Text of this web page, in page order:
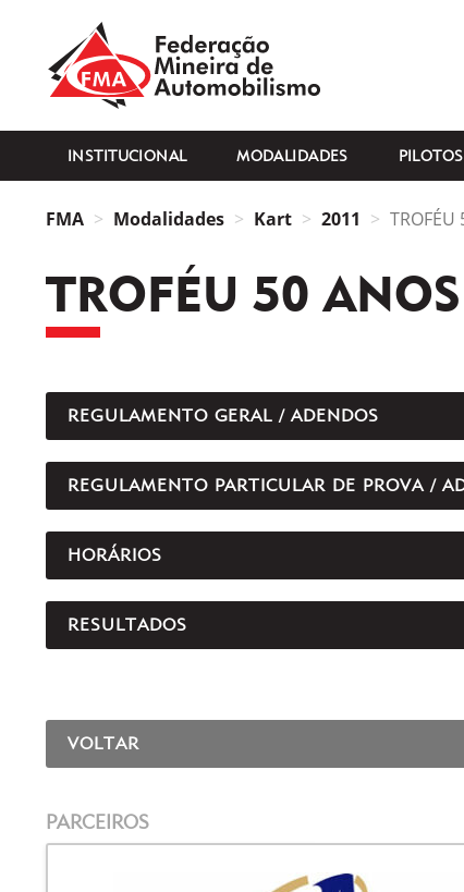
INSTITUCIONAL MODALIDADES PILOTOS
FMA Modalidades Kart 2011 TROFÉU
TROFÉU 50
REGULAMENTO GERAL / ADENDOS
REGULAMENTO PARTICULAR DE PROVA /
HORÁRIOS
RESULTADOS
VOLTAR
PARCEIROS